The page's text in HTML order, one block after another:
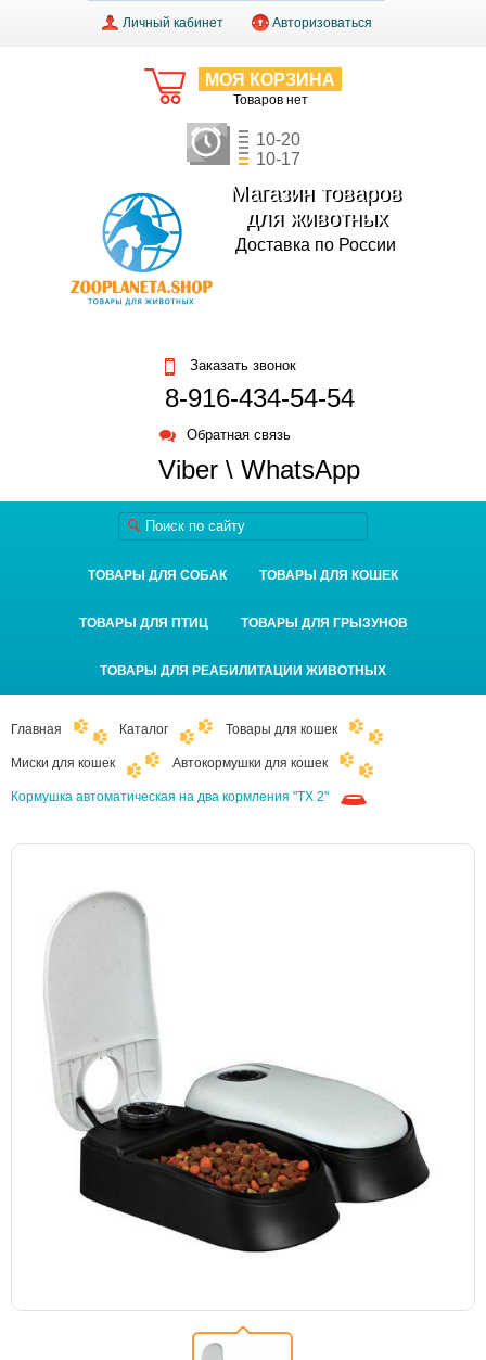
Личный кабинет Авторизоваться
МОЯ КОРЗИНА
Товаров нет
10-20
10-17
Магазин товаров
для животных
Доставка по России
Заказать звонок
8-916-434-54-54
Обратная связь
Viber \ WhatsApp
ТОВАРЫ ДЛЯ СОБАК ТОВАРЫ ДЛЯ КОШЕК
ТОВАРЫ ДЛЯ ПТИЦ ТОВАРЫ ДЛЯ ГРЫЗУНОВ
ТОВАРЫ ДЛЯ РЕАБИЛИТАЦИИ ЖИВОТНЫХ
Главная Каталог Товары для кошек
Миски для кошек Автокормушки для кошек
Кормушка автоматическая на два кормления "TX 2"